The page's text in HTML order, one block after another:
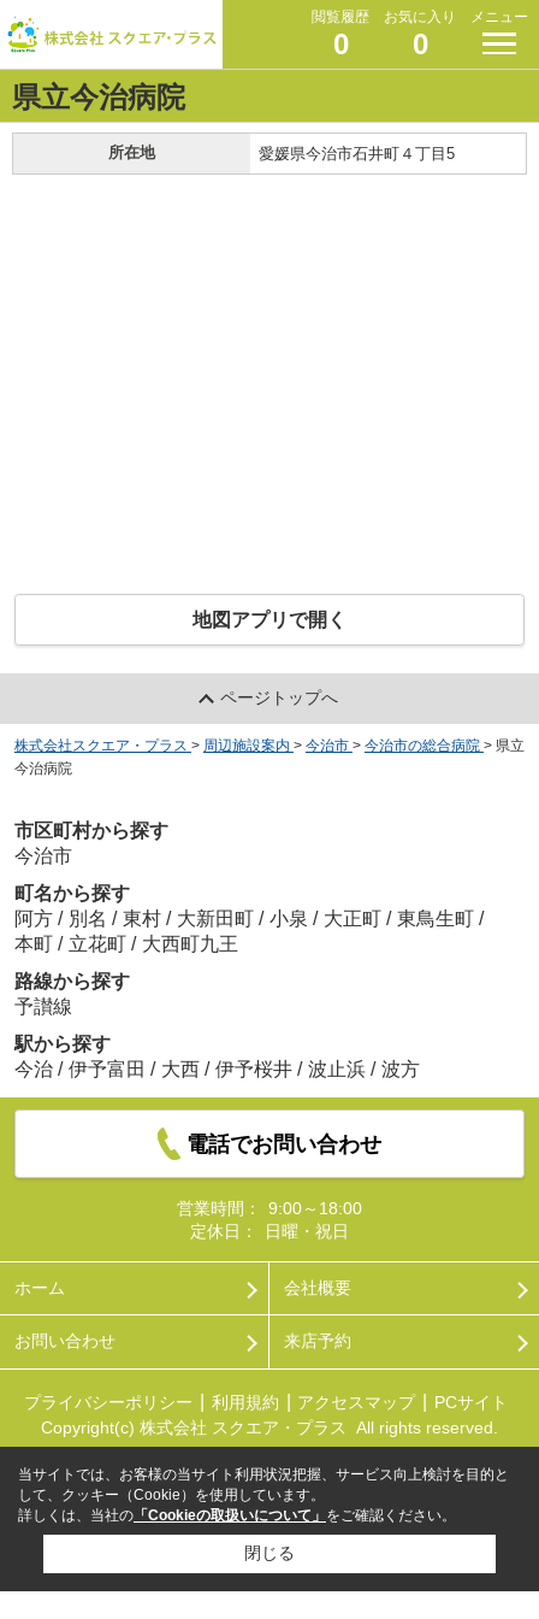
閲覧履歴
0
お気に入り
0
メニュー
県立今治病院
所在地 愛媛県今治市石井町４丁目5
地図アプリで開く
ページトップへ
株式会社スクエア・プラス > 周辺施設案内 > 今治市 > 今治市の総合病院 > 県立
今治病院
市区町村から探す
今治市
町名から探す
阿方 / 別名 / 東村 / 大新田町 / 小泉 / 大正町 / 東鳥生町 /
本町 / 立花町 / 大西町九王
路線から探す
予讃線
駅から探す
今治 / 伊予富田 / 大西 / 伊予桜井 / 波止浜 / 波方
電話でお問い合わせ
営業時間：
9:00～18:00
定休日：
日曜・祝日
ホーム 会社概要
お問い合わせ 来店予約
プライバシーポリシー 利用規約 アクセスマップ
PCサイト
Copyright(c) 株式会社 スクエア・プラス All rights reserved.
当サイトでは、お客様の当サイト利用状況把握、サービス向上検討を目的と
して、クッキー（Cookie）を使用しています。
詳しくは、当社の 「Cookieの取扱いについて」 をご確認ください。
閉じる